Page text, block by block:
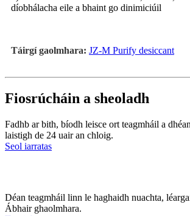
díobhálacha eile a bhaint go dinimiciúil
Táirgí gaolmhara: JZ-M Purify desiccant
Fiosrúcháin a sheoladh
Fadhb ar bith, bíodh leisce ort teagmháil a
laistigh de 24 uair an chloig.
Seol iarratas
Déan teagmháil linn le haghaidh nuachta,
Ábhair ghaolmhara.